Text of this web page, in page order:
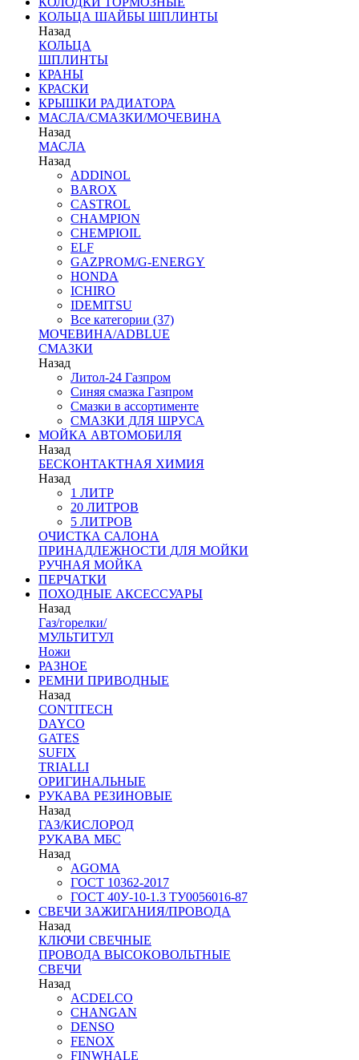
КОЛЬЦА ШАЙБЫ ШПЛИНТЫ
Назад
КОЛЬЦА
ШПЛИНТЫ
КРАНЫ
КРАСКИ
КРЫШКИ РАДИАТОРА
МАСЛА/СМАЗКИ/МОЧЕВИНА
Назад
МАСЛА
Назад
ADDINOL
BAROX
CASTROL
CHAMPION
CHEMPIOIL
ELF
GAZPROM/G-ENERGY
HONDA
ICHIRO
IDEMITSU
Все категории (37)
МОЧЕВИНА/ADBLUE
СМАЗКИ
Назад
Литол-24 Газпром
Синяя смазка Газпром
Смазки в ассортименте
СМАЗКИ ДЛЯ ШРУСА
МОЙКА АВТОМОБИЛЯ
Назад
БЕСКОНТАКТНАЯ ХИМИЯ
Назад
1 ЛИТР
20 ЛИТРОВ
5 ЛИТРОВ
ОЧИСТКА САЛОНА
ПРИНАДЛЕЖНОСТИ ДЛЯ МОЙКИ
РУЧНАЯ МОЙКА
ПЕРЧАТКИ
ПОХОДНЫЕ АКСЕССУАРЫ
Назад
Газ/горелки/
МУЛЬТИТУЛ
Ножи
РАЗНОЕ
РЕМНИ ПРИВОДНЫЕ
Назад
CONTITECH
DAYCO
GATES
SUFIX
TRIALLI
ОРИГИНАЛЬНЫЕ
РУКАВА РЕЗИНОВЫЕ
Назад
ГАЗ/КИСЛОРОД
РУКАВА МБС
Назад
AGOMA
ГОСТ 10362-2017
ГОСТ 40У-10-1.3 ТУ0056016-87
СВЕЧИ ЗАЖИГАНИЯ/ПРОВОДА
Назад
КЛЮЧИ СВЕЧНЫЕ
ПРОВОДА ВЫСОКОВОЛЬТНЫЕ
СВЕЧИ
Назад
ACDELCO
CHANGAN
DENSO
FENOX
FINWHALE